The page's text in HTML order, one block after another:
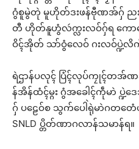
ဂွံစူမွဲတုဲ မူဟိုတ်ဒးဖန်ဗီုဏအ်ဂှ် ည
တီ ဟိုတ်နူဟွံလဴက္လးလဝ်ဂှ်ရ ကော
ဝိၚ်အိုတ် သာ်ဝွံလေဝ် ဂးလဝ်ပ္ဍဲလိ
ရဲဌာန်ပလုၚ် ပြံၚ်လုပ်ကၠုၚ်တအ်
န်အိန်ထံၚ်မ္ဂး ဂွံအခေါၚ်ကဵုမာဲ
ဂှ် ပဠေဝ်စ သွက်ပေါဲရုဲမာဲဂတတေံ
SNLD ပ္တိတ်ဏာဂလာန်သမာန်ရ။